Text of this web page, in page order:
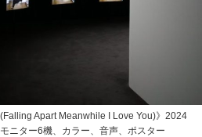
Apart Meanwhile I Love You)》2024
ニター6機、カラー、音声、ポスター